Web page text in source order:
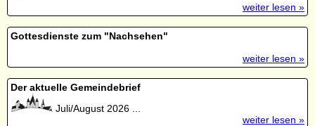
weiter lesen »
Gottesdienste zum "Nachsehen"
weiter lesen »
Der aktuelle Gemeindebrief
Juli/August 2026 ...
weiter lesen »